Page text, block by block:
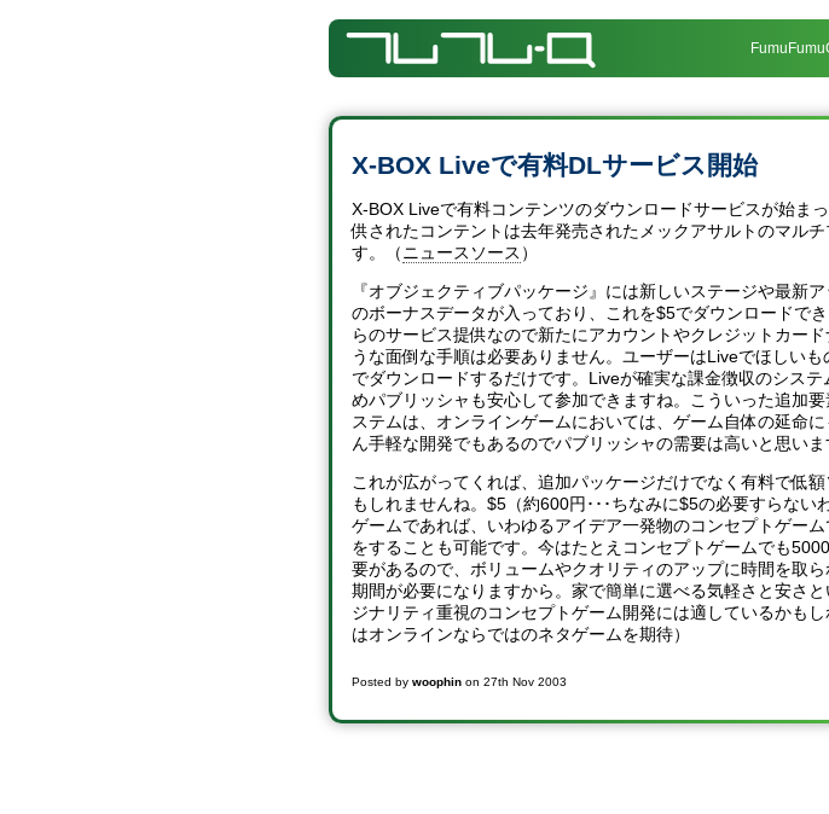
X-BOX Liveで有料DLサービス開始
X-BOX Liveで有料コンテンツのダウンロードサービスが始ま
供されたコンテントは去年発売されたメックアサルトのマル
す。（ニュースソース ）
『オブジェクティブパッケージ』には新しいステージや最新
のボーナスデータが入っており、これを$5でダウンロードで
らのサービス提供なので新たにアカウントやクレジットカー
うな面倒な手順は必要ありません。ユーザーはLiveでほしい
でダウンロードするだけです。Liveが確実な課金徴収のシス
めパブリッシャも安心して参加できますね。こういった追加
ステムは、オンラインゲームにおいては、ゲーム自体の延命
ん手軽な開発でもあるのでパブリッシャの需要は高いと思いま
これが広がってくれば、追加パッケージだけでなく有料で低
もしれませんね。$5（約600円･･･ちなみに$5の必要すらない
ゲームであれば、いわゆるアイデア一発物のコンセプトゲー
をすることも可能です。今はたとえコンセプトゲームでも
要があるので、ボリュームやクオリティのアップに時間を取
期間が必要になりますから。家で簡単に選べる気軽さと安さ
ジナリティ重視のコンセプトゲーム開発には適しているかも
はオンラインならではのネタゲームを期待）
Posted bywoophin on27th Nov 2003